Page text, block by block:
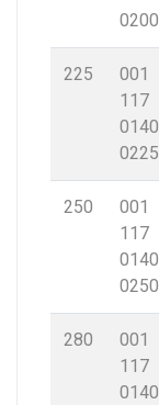
0200
225
001
117
0140
0225
250
001
117
0140
0250
280
001
117
0140